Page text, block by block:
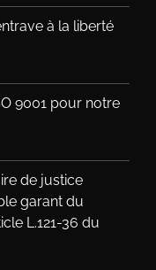
à la liberté
9001 pour notre
de justice
garant du
L.121-36 du